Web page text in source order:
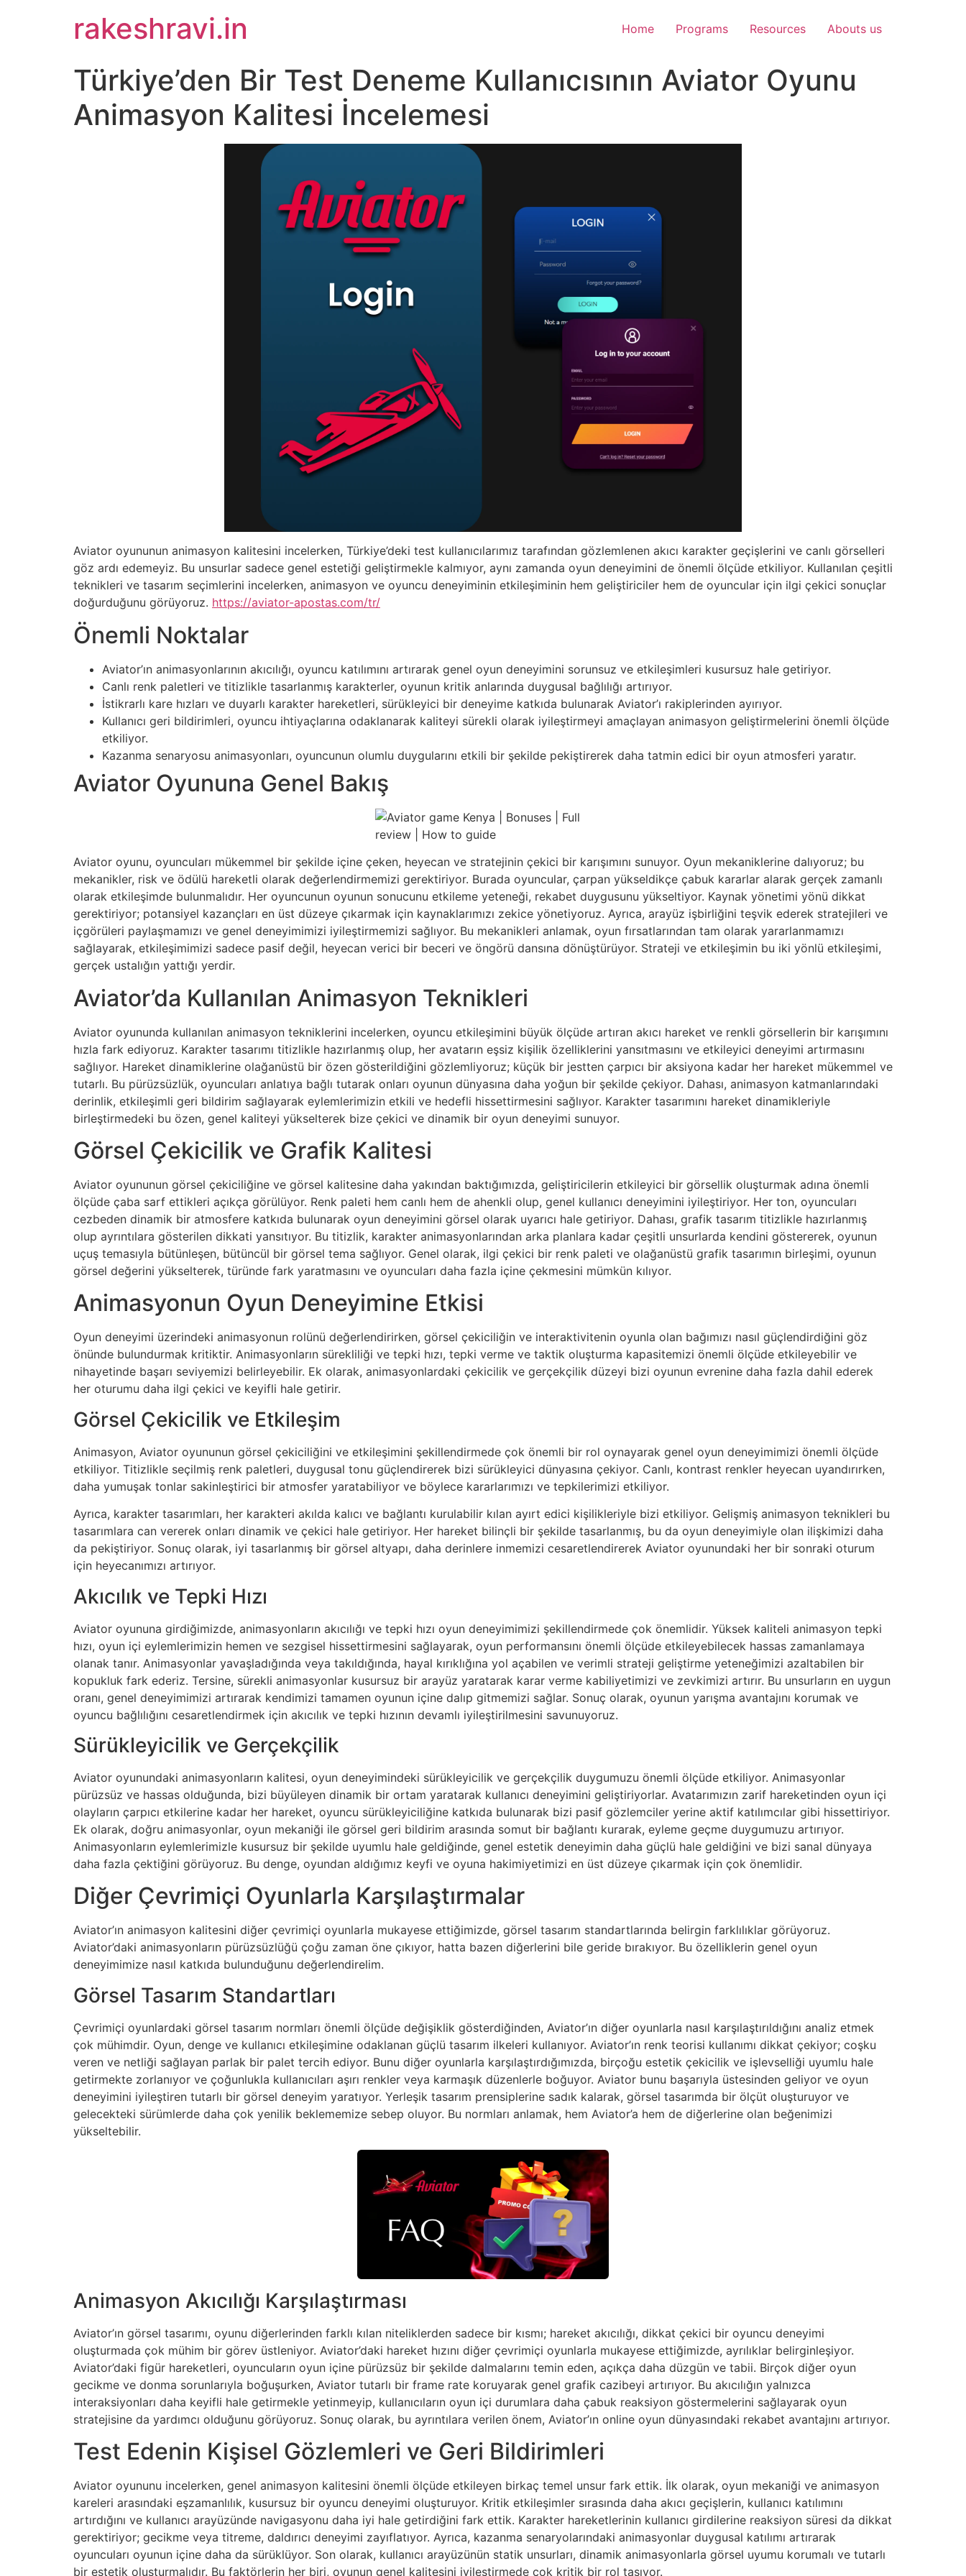
rakeshravi.in Home Programs Resources Abouts us
Türkiye’den Bir Test Deneme Kullanıcısının Aviator Oyunu
Animasyon Kalitesi İncelemesi
Aviator oyununun animasyon kalitesini incelerken, Türkiye’deki test kullanıcılarımız tarafından gözlemlenen akıcı karakter geçişlerini ve canlı görselleri
göz ardı edemeyiz. Bu unsurlar sadece genel estetiği geliştirmekle kalmıyor, aynı zamanda oyun deneyimini de önemli ölçüde etkiliyor. Kullanılan çeşitli
teknikleri ve tasarım seçimlerini incelerken, animasyon ve oyuncu deneyiminin etkileşiminin hem geliştiriciler hem de oyuncular için ilgi çekici sonuçlar
doğurduğunu görüyoruz. https://aviator-apostas.com/tr/
Önemli Noktalar
Aviator’ın animasyonlarının akıcılığı, oyuncu katılımını artırarak genel oyun deneyimini sorunsuz ve etkileşimleri kusursuz hale getiriyor.
Canlı renk paletleri ve titizlikle tasarlanmış karakterler, oyunun kritik anlarında duygusal bağlılığı artırıyor.
İstikrarlı kare hızları ve duyarlı karakter hareketleri, sürükleyici bir deneyime katkıda bulunarak Aviator’ı rakiplerinden ayırıyor.
Kullanıcı geri bildirimleri, oyuncu ihtiyaçlarına odaklanarak kaliteyi sürekli olarak iyileştirmeyi amaçlayan animasyon geliştirmelerini önemli ölçüde
etkiliyor.
Kazanma senaryosu animasyonları, oyuncunun olumlu duygularını etkili bir şekilde pekiştirerek daha tatmin edici bir oyun atmosferi yaratır.
Aviator Oyununa Genel Bakış
Aviator oyunu, oyuncuları mükemmel bir şekilde içine çeken, heyecan ve stratejinin çekici bir karışımını sunuyor. Oyun mekaniklerine dalıyoruz; bu
mekanikler, risk ve ödülü hareketli olarak değerlendirmemizi gerektiriyor. Burada oyuncular, çarpan yükseldikçe çabuk kararlar alarak gerçek zamanlı
olarak etkileşimde bulunmalıdır. Her oyuncunun oyunun sonucunu etkileme yeteneği, rekabet duygusunu yükseltiyor. Kaynak yönetimi yönü dikkat
gerektiriyor; potansiyel kazançları en üst düzeye çıkarmak için kaynaklarımızı zekice yönetiyoruz. Ayrıca, arayüz işbirliğini teşvik ederek stratejileri ve
içgörüleri paylaşmamızı ve genel deneyimimizi iyileştirmemizi sağlıyor. Bu mekanikleri anlamak, oyun fırsatlarından tam olarak yararlanmamızı
sağlayarak, etkileşimimizi sadece pasif değil, heyecan verici bir beceri ve öngörü dansına dönüştürüyor. Strateji ve etkileşimin bu iki yönlü etkileşimi,
gerçek ustalığın yattığı yerdir.
Aviator’da Kullanılan Animasyon Teknikleri
Aviator oyununda kullanılan animasyon tekniklerini incelerken, oyuncu etkileşimini büyük ölçüde artıran akıcı hareket ve renkli görsellerin bir karışımını
hızla fark ediyoruz. Karakter tasarımı titizlikle hazırlanmış olup, her avatarın eşsiz kişilik özelliklerini yansıtmasını ve etkileyici deneyimi artırmasını
sağlıyor. Hareket dinamiklerine olağanüstü bir özen gösterildiğini gözlemliyoruz; küçük bir jestten çarpıcı bir aksiyona kadar her hareket mükemmel ve
tutarlı. Bu pürüzsüzlük, oyuncuları anlatıya bağlı tutarak onları oyunun dünyasına daha yoğun bir şekilde çekiyor. Dahası, animasyon katmanlarındaki
derinlik, etkileşimli geri bildirim sağlayarak eylemlerimizin etkili ve hedefli hissettirmesini sağlıyor. Karakter tasarımını hareket dinamikleriyle
birleştirmedeki bu özen, genel kaliteyi yükselterek bize çekici ve dinamik bir oyun deneyimi sunuyor.
Görsel Çekicilik ve Grafik Kalitesi
Aviator oyununun görsel çekiciliğine ve görsel kalitesine daha yakından baktığımızda, geliştiricilerin etkileyici bir görsellik oluşturmak adına önemli
ölçüde çaba sarf ettikleri açıkça görülüyor. Renk paleti hem canlı hem de ahenkli olup, genel kullanıcı deneyimini iyileştiriyor. Her ton, oyuncuları
cezbeden dinamik bir atmosfere katkıda bulunarak oyun deneyimini görsel olarak uyarıcı hale getiriyor. Dahası, grafik tasarım titizlikle hazırlanmış
olup ayrıntılara gösterilen dikkati yansıtıyor. Bu titizlik, karakter animasyonlarından arka planlara kadar çeşitli unsurlarda kendini göstererek, oyunun
uçuş temasıyla bütünleşen, bütüncül bir görsel tema sağlıyor. Genel olarak, ilgi çekici bir renk paleti ve olağanüstü grafik tasarımın birleşimi, oyunun
görsel değerini yükselterek, türünde fark yaratmasını ve oyuncuları daha fazla içine çekmesini mümkün kılıyor.
Animasyonun Oyun Deneyimine Etkisi
Oyun deneyimi üzerindeki animasyonun rolünü değerlendirirken, görsel çekiciliğin ve interaktivitenin oyunla olan bağımızı nasıl güçlendirdiğini göz
önünde bulundurmak kritiktir. Animasyonların sürekliliği ve tepki hızı, tepki verme ve taktik oluşturma kapasitemizi önemli ölçüde etkileyebilir ve
nihayetinde başarı seviyemizi belirleyebilir. Ek olarak, animasyonlardaki çekicilik ve gerçekçilik düzeyi bizi oyunun evrenine daha fazla dahil ederek
her oturumu daha ilgi çekici ve keyifli hale getirir.
Görsel Çekicilik ve Etkileşim
Animasyon, Aviator oyununun görsel çekiciliğini ve etkileşimini şekillendirmede çok önemli bir rol oynayarak genel oyun deneyimimizi önemli ölçüde
etkiliyor. Titizlikle seçilmiş renk paletleri, duygusal tonu güçlendirerek bizi sürükleyici dünyasına çekiyor. Canlı, kontrast renkler heyecan uyandırırken,
daha yumuşak tonlar sakinleştirici bir atmosfer yaratabiliyor ve böylece kararlarımızı ve tepkilerimizi etkiliyor.
Ayrıca, karakter tasarımları, her karakteri akılda kalıcı ve bağlantı kurulabilir kılan ayırt edici kişilikleriyle bizi etkiliyor. Gelişmiş animasyon teknikleri bu
tasarımlara can vererek onları dinamik ve çekici hale getiriyor. Her hareket bilinçli bir şekilde tasarlanmış, bu da oyun deneyimiyle olan ilişkimizi daha
da pekiştiriyor. Sonuç olarak, iyi tasarlanmış bir görsel altyapı, daha derinlere inmemizi cesaretlendirerek Aviator oyunundaki her bir sonraki oturum
için heyecanımızı artırıyor.
Akıcılık ve Tepki Hızı
Aviator oyununa girdiğimizde, animasyonların akıcılığı ve tepki hızı oyun deneyimimizi şekillendirmede çok önemlidir. Yüksek kaliteli animasyon tepki
hızı, oyun içi eylemlerimizin hemen ve sezgisel hissettirmesini sağlayarak, oyun performansını önemli ölçüde etkileyebilecek hassas zamanlamaya
olanak tanır. Animasyonlar yavaşladığında veya takıldığında, hayal kırıklığına yol açabilen ve verimli strateji geliştirme yeteneğimizi azaltabilen bir
kopukluk fark ederiz. Tersine, sürekli animasyonlar kusursuz bir arayüz yaratarak karar verme kabiliyetimizi ve zevkimizi artırır. Bu unsurların en uygun
oranı, genel deneyimimizi artırarak kendimizi tamamen oyunun içine dalıp gitmemizi sağlar. Sonuç olarak, oyunun yarışma avantajını korumak ve
oyuncu bağlılığını cesaretlendirmek için akıcılık ve tepki hızının devamlı iyileştirilmesini savunuyoruz.
Sürükleyicilik ve Gerçekçilik
Aviator oyunundaki animasyonların kalitesi, oyun deneyimindeki sürükleyicilik ve gerçekçilik duygumuzu önemli ölçüde etkiliyor. Animasyonlar
pürüzsüz ve hassas olduğunda, bizi büyüleyen dinamik bir ortam yaratarak kullanıcı deneyimini geliştiriyorlar. Avatarımızın zarif hareketinden oyun içi
olayların çarpıcı etkilerine kadar her hareket, oyuncu sürükleyiciliğine katkıda bulunarak bizi pasif gözlemciler yerine aktif katılımcılar gibi hissettiriyor.
Ek olarak, doğru animasyonlar, oyun mekaniği ile görsel geri bildirim arasında somut bir bağlantı kurarak, eyleme geçme duygumuzu artırıyor.
Animasyonların eylemlerimizle kusursuz bir şekilde uyumlu hale geldiğinde, genel estetik deneyimin daha güçlü hale geldiğini ve bizi sanal dünyaya
daha fazla çektiğini görüyoruz. Bu denge, oyundan aldığımız keyfi ve oyuna hakimiyetimizi en üst düzeye çıkarmak için çok önemlidir.
Diğer Çevrimiçi Oyunlarla Karşılaştırmalar
Aviator’ın animasyon kalitesini diğer çevrimiçi oyunlarla mukayese ettiğimizde, görsel tasarım standartlarında belirgin farklılıklar görüyoruz.
Aviator’daki animasyonların pürüzsüzlüğü çoğu zaman öne çıkıyor, hatta bazen diğerlerini bile geride bırakıyor. Bu özelliklerin genel oyun
deneyimimize nasıl katkıda bulunduğunu değerlendirelim.
Görsel Tasarım Standartları
Çevrimiçi oyunlardaki görsel tasarım normları önemli ölçüde değişiklik gösterdiğinden, Aviator’ın diğer oyunlarla nasıl karşılaştırıldığını analiz etmek
çok mühimdir. Oyun, denge ve kullanıcı etkileşimine odaklanan güçlü tasarım ilkeleri kullanıyor. Aviator’ın renk teorisi kullanımı dikkat çekiyor; coşku
veren ve netliği sağlayan parlak bir palet tercih ediyor. Bunu diğer oyunlarla karşılaştırdığımızda, birçoğu estetik çekicilik ve işlevselliği uyumlu hale
getirmekte zorlanıyor ve çoğunlukla kullanıcıları aşırı renkler veya karmaşık düzenlerle boğuyor. Aviator bunu başarıyla üstesinden geliyor ve oyun
deneyimini iyileştiren tutarlı bir görsel deneyim yaratıyor. Yerleşik tasarım prensiplerine sadık kalarak, görsel tasarımda bir ölçüt oluşturuyor ve
gelecekteki sürümlerde daha çok yenilik beklememize sebep oluyor. Bu normları anlamak, hem Aviator’a hem de diğerlerine olan beğenimizi
yükseltebilir.
Animasyon Akıcılığı Karşılaştırması
Aviator’ın görsel tasarımı, oyunu diğerlerinden farklı kılan niteliklerden sadece bir kısmı; hareket akıcılığı, dikkat çekici bir oyuncu deneyimi
oluşturmada çok mühim bir görev üstleniyor. Aviator’daki hareket hızını diğer çevrimiçi oyunlarla mukayese ettiğimizde, ayrılıklar belirginleşiyor.
Aviator’daki figür hareketleri, oyuncuların oyun içine pürüzsüz bir şekilde dalmalarını temin eden, açıkça daha düzgün ve tabii. Birçok diğer oyun
gecikme ve donma sorunlarıyla boğuşurken, Aviator tutarlı bir frame rate koruyarak genel grafik cazibeyi artırıyor. Bu akıcılığın yalnızca
interaksiyonları daha keyifli hale getirmekle yetinmeyip, kullanıcıların oyun içi durumlara daha çabuk reaksiyon göstermelerini sağlayarak oyun
stratejisine da yardımcı olduğunu görüyoruz. Sonuç olarak, bu ayrıntılara verilen önem, Aviator’ın online oyun dünyasındaki rekabet avantajını artırıyor.
Test Edenin Kişisel Gözlemleri ve Geri Bildirimleri
Aviator oyununu incelerken, genel animasyon kalitesini önemli ölçüde etkileyen birkaç temel unsur fark ettik. İlk olarak, oyun mekaniği ve animasyon
kareleri arasındaki eşzamanlılık, kusursuz bir oyuncu deneyimi oluşturuyor. Kritik etkileşimler sırasında daha akıcı geçişlerin, kullanıcı katılımını
artırdığını ve kullanıcı arayüzünde navigasyonu daha iyi hale getirdiğini fark ettik. Karakter hareketlerinin kullanıcı girdilerine reaksiyon süresi da dikkat
gerektiriyor; gecikme veya titreme, daldırıcı deneyimi zayıflatıyor. Ayrıca, kazanma senaryolarındaki animasyonlar duygusal katılımı artırarak
oyuncuları oyunun içine daha da sürüklüyor. Son olarak, kullanıcı arayüzünün statik unsurları, dinamik animasyonlarla görsel uyumu korumalı ve tutarlı
bir estetik oluşturmalıdır. Bu faktörlerin her biri, oyunun genel kalitesini iyileştirmede çok kritik bir rol taşıyor.